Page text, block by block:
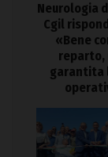
Neurologia
Cgil
«Bene
reparto,
garantita